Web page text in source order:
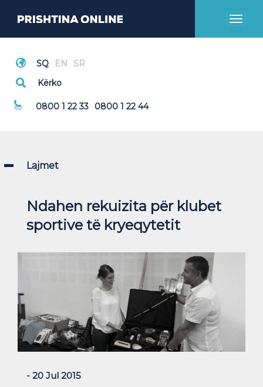
Toggle
Thirrje Emergjente
0800 1 22 33 0800 1 22 44
Lajmet
Ndahen rekuizita për klubet
sportive të kryeqytetit
- 20 Jul 2015